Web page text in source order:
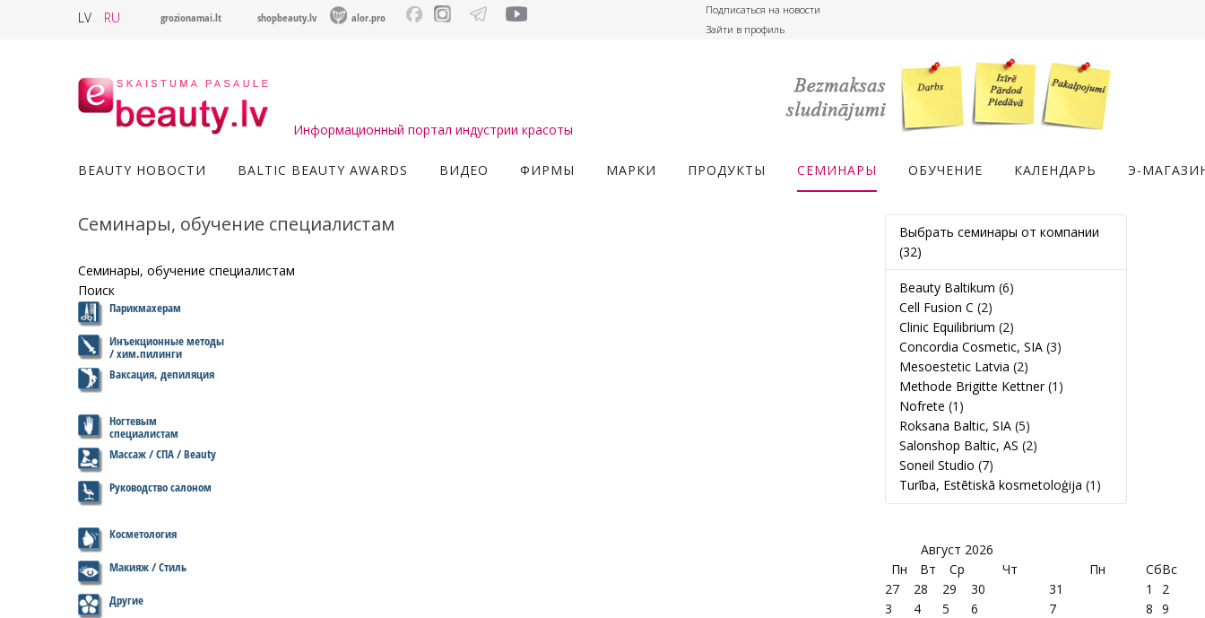
LV RU grozionamai.lt shopbeauty.lv alor.pro
Подписаться на новости
Зайти в профиль
Информационный портал индустрии красоты
BEAUTY НОВОСТИ BALTIC BEAUTY AWARDS ВИДЕО ФИРМЫ МАРКИ ПРОДУКТЫ СЕМИНАРЫ ОБУЧЕНИЕ КАЛЕНДАРЬ Э-
Семинары, обучение специалистам
Семинары, обучение специалистам
Поиск
Парикмахерам
Инъекционные методы
/ хим.пилинги
Ваксация, депиляция
Ногтевым
специалистам
Массаж / СПА / Beauty
Руководство салоном
Косметология
Макияж / Стиль
Другие
Выбрать семинары от компании
(32)
Beauty Baltikum (6)
Cell Fusion C (2)
Clinic Equilibrium (2)
Concordia Cosmetic, SIA (3)
Mesoestetic Latvia (2)
Methode Brigitte Kettner (1)
Nofrete (1)
Roksana Baltic, SIA (5)
Salonshop Baltic, AS (2)
Soneil Studio (7)
Turība, Estētiskā kosmetoloģija (1)
Август 2026
Пн
Вт Ср Чт Пн СбВс
27
28 29 30 31 1
2
3
4 5 6 7 8 9